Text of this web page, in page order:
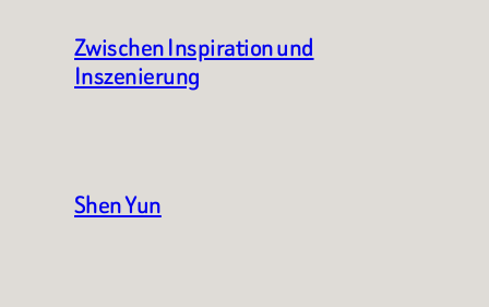
Zwischen Inspiration und
Inszenierung
Shen Yun